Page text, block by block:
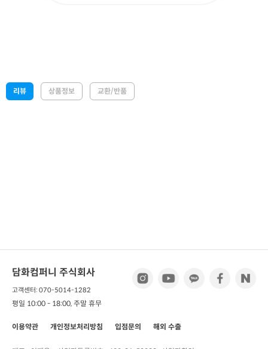
리뷰 상품정보 교환/반품
담화컴퍼니 주식회사
고객센터: 070-5014-1282
평일 10:00 - 18:00, 주말 휴무
이용약관 개인정보처리방침 입점문의 해외 수출